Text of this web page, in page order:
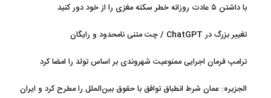
با داشتن ۵ عادت روزانه خطر سکته مغزی را از خود دور کنید
تغییر بزرگ در ChatGPT / چت متنی نامحدود و رایگان
ترامپ فرمان اجرایی ممنوعیت شهروندی بر اساس تولد را امضا کرد
الجزیره: عمان شرط انطباق توافق با حقوق بین‌الملل را مطرح کرد و ایران